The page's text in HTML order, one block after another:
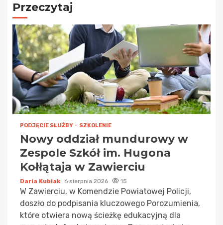
Przeczytaj
PODJĘCIE SŁUŻBY SZKOLENIE
Nowy oddział mundurowy w
Zespole Szkół im. Hugona
Kołłątaja w Zawierciu
Daria Kubiak 6 sierpnia 2026 15
W Zawierciu, w Komendzie Powiatowej Policji,
doszło do podpisania kluczowego Porozumienia,
które otwiera nową ścieżkę edukacyjną dla